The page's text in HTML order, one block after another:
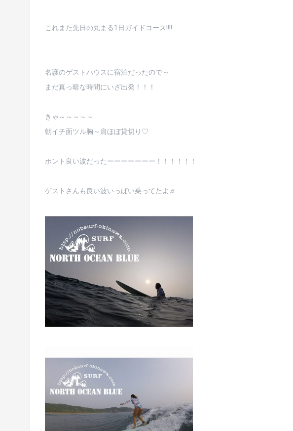
これまた先日の丸まる1日ガイドコース!!!!
名護のゲストハウスに宿泊だったので～
まだ真っ暗な時間にいざ出発！！！
きゃ～～～～～
朝イチ面ツル胸～肩ほぼ貸切り♡
ホント良い波だったーーーーーーー！！！！！！
ゲストさんも良い波いっぱい乗ってたよ♬